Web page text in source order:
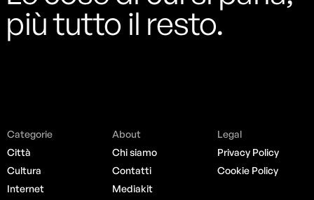
più tutto il resto.
Categorie
Città
Cultura
Internet
About
Chi siamo
Contatti
Mediakit
Legal
Privacy Policy
Cookie Policy